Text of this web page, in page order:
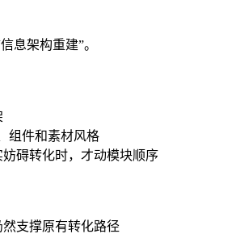
息架构重建”。
组件和素材风格
妨碍转化时，才动模块顺序
支撑原有转化路径